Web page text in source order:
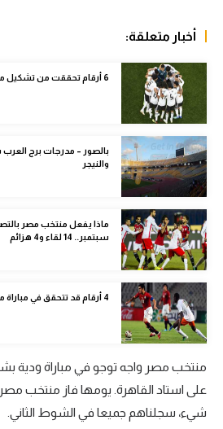
في المونديال
رياضة نسائية
آسيا
أمريكا
ركن الألعاب
أقسام خاصة
Gamers
ميركاتو
تحقيق في الجول
تحليل في الجول
حكايات في الجول
أخبار متعلقة:
6 أرقام تحققت من تشكيل منتخب مصر أمام النيجر
بالصور – مدرجات برج
والنيجر
ماذا يفعل منتخب مصر
سبتمبر.. 14 لقاء و4 هزائم
4 أرقام قد تتحقق في مباراة مصر والنيجر "صلاح هدافا تاريخيا"
على استاد القاهرة. يومها فاز منتخب مصر
شيء، سجلناهم جميعا في الشوط الثاني.